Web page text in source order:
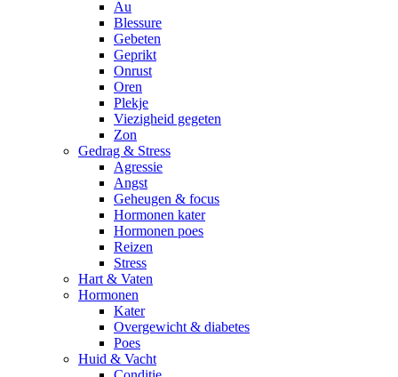
Au
Blessure
Gebeten
Geprikt
Onrust
Oren
Plekje
Viezigheid gegeten
Zon
Gedrag & Stress
Agressie
Angst
Geheugen & focus
Hormonen kater
Hormonen poes
Reizen
Stress
Hart & Vaten
Hormonen
Kater
Overgewicht & diabetes
Poes
Huid & Vacht